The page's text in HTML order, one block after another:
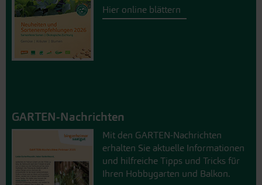
Hier online blättern
GARTEN-Nachrichten
Mit den GARTEN-Nachrichten
erhalten Sie aktuelle Informationen
und hilfreiche Tipps und Tricks für
Ihren Hobbygarten und Balkon.